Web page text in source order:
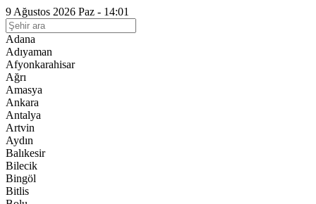
9 Ağustos 2026 Paz - 14:01
Adana
Adıyaman
Afyonkarahisar
Ağrı
Amasya
Ankara
Antalya
Artvin
Aydın
Balıkesir
Bilecik
Bingöl
Bitlis